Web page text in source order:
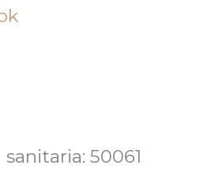
50061